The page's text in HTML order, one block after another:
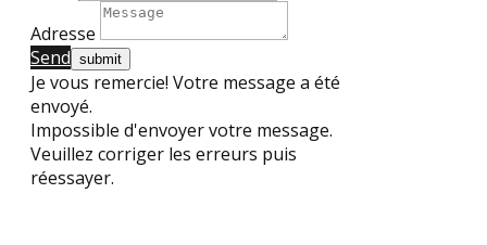
Adresse
Send​
Je vous remercie! Votre message a été
envoyé.
Impossible d'envoyer votre message.
Veuillez corriger les erreurs puis
réessayer.